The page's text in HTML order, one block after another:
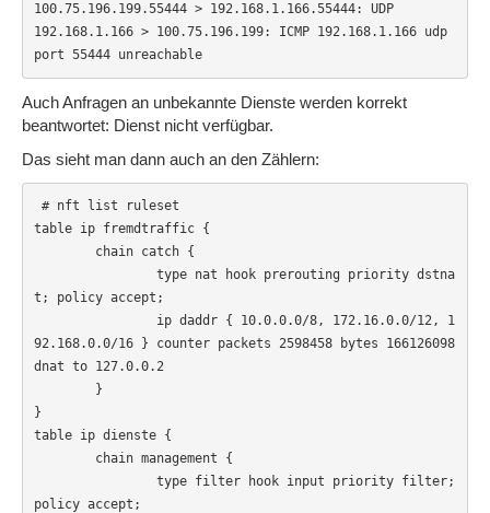
100.75.196.199.55444 > 192.168.1.166.55444: UDP
192.168.1.166 > 100.75.196.199: ICMP 192.168.1.166 udp
port 55444 unreachable
Auch Anfragen an unbekannte Dienste werden korrekt
beantwortet: Dienst nicht verfügbar.
Das sieht man dann auch an den Zählern:
# nft list ruleset
table ip fremdtraffic {
chain catch {
type nat hook prerouting priority dstna
t; policy accept;
ip daddr { 10.0.0.0/8, 172.16.0.0/12, 1
92.168.0.0/16 } counter packets 2598458 bytes 166126098
dnat to 127.0.0.2
}
}
table ip dienste {
chain management {
type filter hook input priority filter;
policy accept;